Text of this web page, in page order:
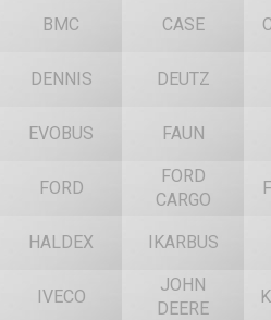
BMC CASE
DENNIS DEUTZ
EVOBUS FAUN
FORD
FORD
CARGO
HALDEX IKARBUS
IVECO
JOHN
DEERE